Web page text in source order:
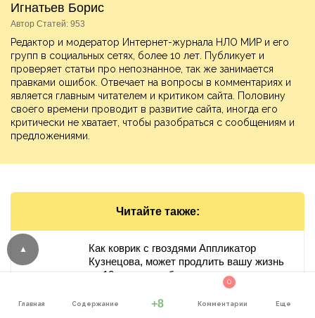
Игнатьев Борис
Автор Статей: 953
Редактор и модератор Интернет-журнала НЛО МИР и его
групп в социальных сетях, более 10 лет. Публикует и
проверяет статьи про непознанное, так же занимается
правками ошибок. Отвечает на вопросы в комментариях и
является главным читателем и критиком сайта. Половину
своего времени проводит в развитие сайта, иногда его
критически не хватает, чтобы разобраться с сообщениям и
предложениями.
Читайте также:
Как коврик с гвоздями Аппликатор
Кузнецова, может продлить вашу жизнь
на 10 лет, через боль
Главная Содержание +8 Комментарии
0
Еще